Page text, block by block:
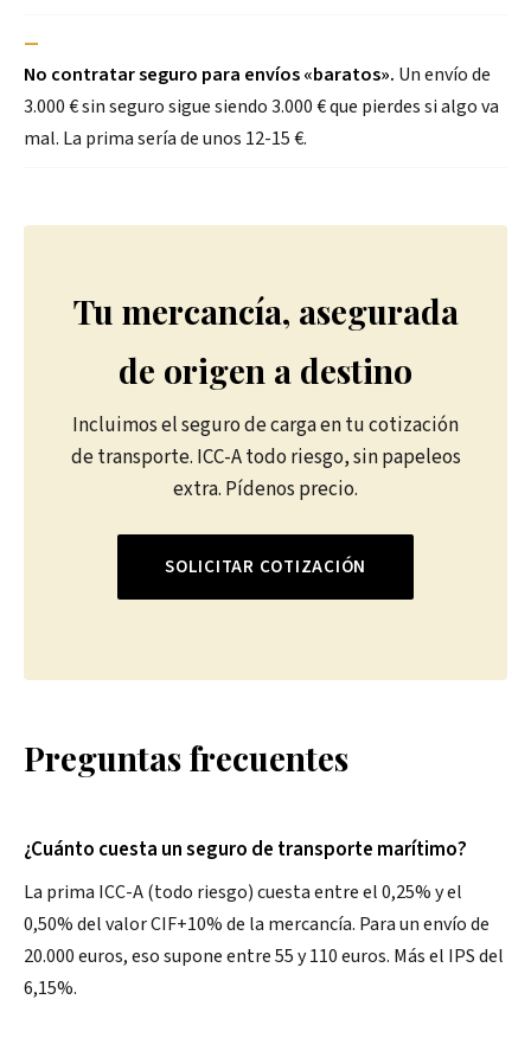
—
No contratar seguro para envíos «baratos». Un envío de
3.000 € sin seguro sigue siendo 3.000 € que pierdes si algo va
mal. La prima sería de unos 12-15 €.
Tu mercancía, asegurada
de origen a destino
Incluimos el seguro de carga en tu cotización
de transporte. ICC-A todo riesgo, sin papeleos
extra. Pídenos precio.
SOLICITAR COTIZACIÓN
Preguntas frecuentes
¿Cuánto cuesta un seguro de transporte marítimo?
La prima ICC-A (todo riesgo) cuesta entre el 0,25% y el
0,50% del valor CIF+10% de la mercancía. Para un envío de
20.000 euros, eso supone entre 55 y 110 euros. Más el IPS del
6,15%.